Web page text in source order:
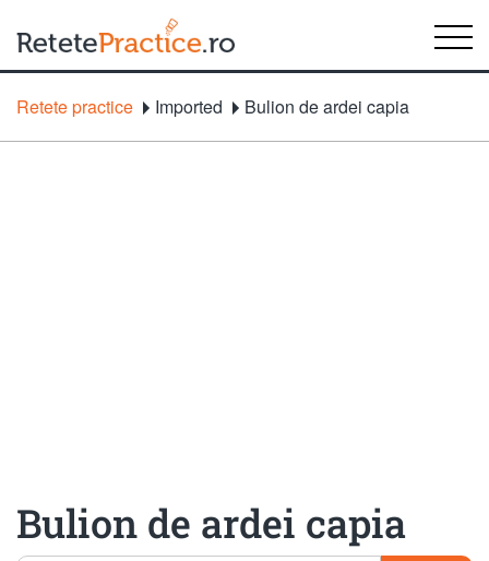
Retete practice Imported Bulion de ardei capia
Bulion de ardei capia